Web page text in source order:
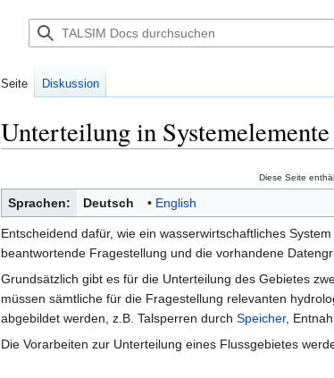
Seite Diskussion
Unterteilung in Systemelemente
Diese Seite
Sprachen: Deutsch English
Entscheidend dafür, wie ein wasserwirtschaftliches
beantwortende Fragestellung und die vorhandene
Grundsätzlich gibt es für die Unterteilung des Gebietes
müssen sämtliche für die Fragestellung relevanten
abgebildet werden, z.B. Talsperren durch Speicher,
Die Vorarbeiten zur Unterteilung eines Flussgebietes